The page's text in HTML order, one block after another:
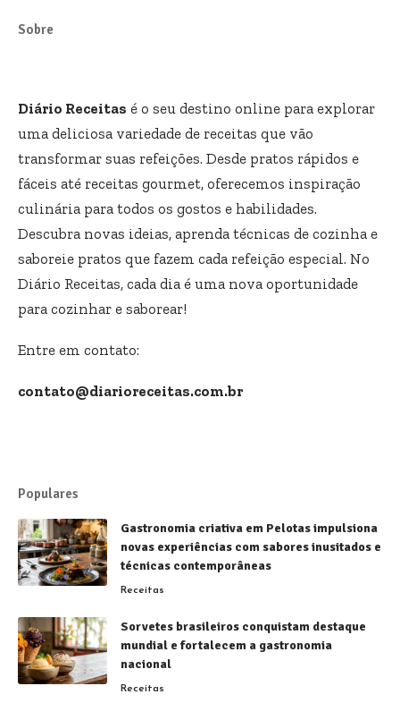
Sobre
Diário Receitas é o seu destino online para explorar
uma deliciosa variedade de receitas que vão
transformar suas refeições. Desde pratos rápidos e
fáceis até receitas gourmet, oferecemos inspiração
culinária para todos os gostos e habilidades.
Descubra novas ideias, aprenda técnicas de cozinha e
saboreie pratos que fazem cada refeição especial. No
Diário Receitas, cada dia é uma nova oportunidade
para cozinhar e saborear!
Entre em contato:
contato@diarioreceitas.com.br
Populares
Gastronomia criativa em Pelotas impulsiona
novas experiências com sabores inusitados e
técnicas contemporâneas
Receitas
Sorvetes brasileiros conquistam destaque
mundial e fortalecem a gastronomia
nacional
Receitas